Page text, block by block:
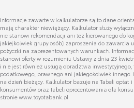
karol.trykacz@toyocar.pl
Filip Konieczny
Doradca ds. Sprzedaży
Informacje zawarte w kalkulatorze są to dane
mają charakter niewiążący. Kalkulator służy
nie stanowi rekomendacji ani też kierowanego do
jakiejkolwiek grupy osób) zaproszenia do zawarcia
pożyczki na zaprezentowanych warunkach.
stanowi oferty w rozumieniu Ustawy z dnia 23
i nie jest również usługą doradztwa inwestycyjnego,
podatkowego, prawnego ani jakiegokolwiek
na dzień bieżący. Kalkulator bazuje na Tabeli opłat
konsumentów oraz Tabeli oprocentowania dla
stronie www.toyotabank.pl